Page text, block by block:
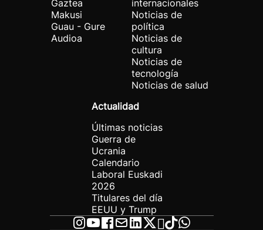
Gaztea
Makusi
Guau - Gure
Audioa
internacionales
Noticias de
política
Noticias de
cultura
Noticias de
tecnología
Noticias de salud
Actualidad
Últimas noticias
Guerra de
Ucrania
Calendario
Laboral Euskadi
2026
Titulares del día
EEUU y Trump